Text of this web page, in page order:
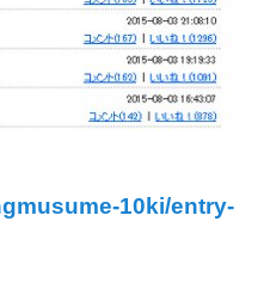
10ki/entry-